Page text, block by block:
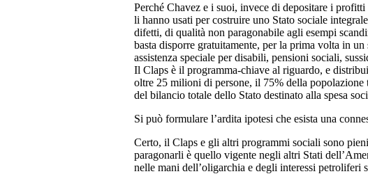
Perché Chavez e i suoi, invece di depositare i
li hanno usati per costruire uno Stato sociale
difetti, di qualità non paragonabile agli esempi
basta disporre gratuitamente, per la prima volta in
assistenza speciale per disabili, pensioni sociali,
Il Claps è il programma-chiave al riguardo, e
oltre 25 milioni di persone, il 75% della popolazione
del bilancio totale dello Stato destinato alla spesa
Si può formulare l’ardita ipotesi che esista una
Certo, il Claps e gli altri programmi sociali sono
paragonarli è quello vigente negli altri Stati
nelle mani dell’oligarchia e degli interessi petroliferi